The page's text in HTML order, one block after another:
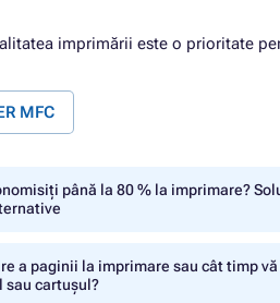
imprimării este o prioritate
MFC
până la 80 % la imprimare?
a paginii la imprimare sau cât timp vă
sau cartușul?